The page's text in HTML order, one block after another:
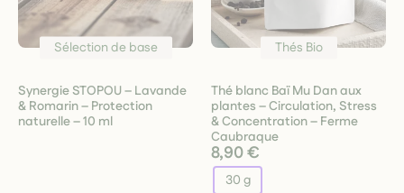
Sélection de base
Synergie STOPOU – Lavande
& Romarin – Protection
naturelle – 10 ml
Thés Bio
Thé blanc Baï Mu Dan aux
plantes – Circulation, Stress
& Concentration – Ferme
Caubraque
8,90 €
30 g